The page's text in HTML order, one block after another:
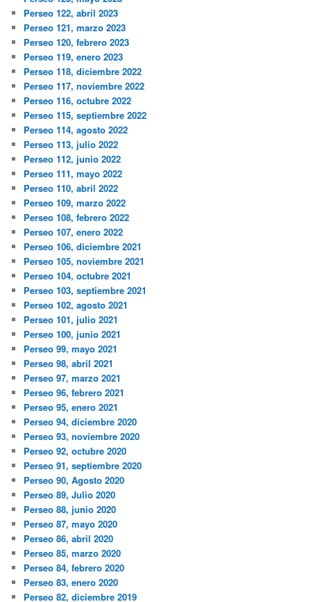
Perseo 122, abril 2023
Perseo 121, marzo 2023
Perseo 120, febrero 2023
Perseo 119, enero 2023
Perseo 118, diciembre 2022
Perseo 117, noviembre 2022
Perseo 116, octubre 2022
Perseo 115, septiembre 2022
Perseo 114, agosto 2022
Perseo 113, julio 2022
Perseo 112, junio 2022
Perseo 111, mayo 2022
Perseo 110, abril 2022
Perseo 109, marzo 2022
Perseo 108, febrero 2022
Perseo 107, enero 2022
Perseo 106, diciembre 2021
Perseo 105, noviembre 2021
Perseo 104, octubre 2021
Perseo 103, septiembre 2021
Perseo 102, agosto 2021
Perseo 101, julio 2021
Perseo 100, junio 2021
Perseo 99, mayo 2021
Perseo 98, abril 2021
Perseo 97, marzo 2021
Perseo 96, febrero 2021
Perseo 95, enero 2021
Perseo 94, diciembre 2020
Perseo 93, noviembre 2020
Perseo 92, octubre 2020
Perseo 91, septiembre 2020
Perseo 90, Agosto 2020
Perseo 89, Julio 2020
Perseo 88, junio 2020
Perseo 87, mayo 2020
Perseo 86, abril 2020
Perseo 85, marzo 2020
Perseo 84, febrero 2020
Perseo 83, enero 2020
Perseo 82, diciembre 2019